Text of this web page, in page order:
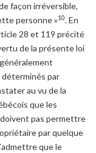
façon irréversible,
personne »10. En
28 et 119 précité
de la présente loi
par
au vu de la
que les
pas permettre
par quelque
que le